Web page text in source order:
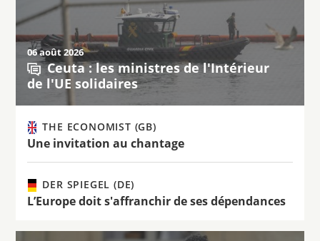
06 août 2026
Ceuta : les ministres de l'Intérieur
de l'UE solidaires
THE ECONOMIST (GB)
Une invitation au chantage
DER SPIEGEL (DE)
L’Europe doit s'affranchir de ses dépendances